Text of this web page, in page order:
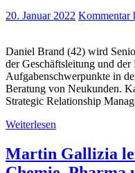
20. Januar 2022 Kommentar
Daniel Brand (42) wird
der Geschäftsleitung und
Aufgabenschwerpunkte in
Beratung von Neukunden.
Strategic Relationship
Weiterlesen
Martin Gallizia